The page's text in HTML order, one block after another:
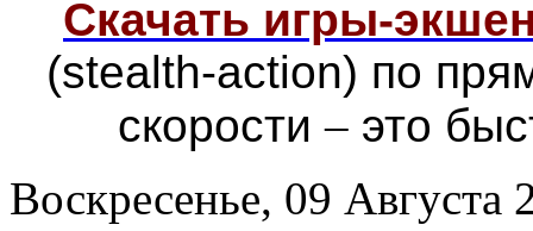
Скачать игры-
(stealth-action) по
скорости– это
Воскресенье, 09 Августа